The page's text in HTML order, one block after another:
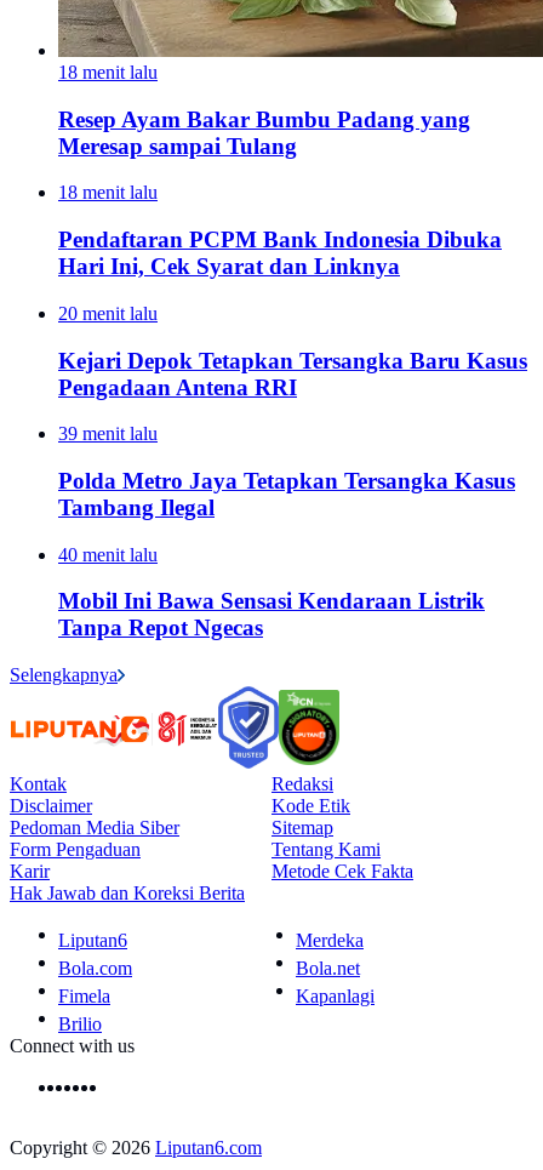
18 menit lalu
Resep Ayam Bakar Bumbu Padang yang
Meresap sampai Tulang
18 menit lalu
Pendaftaran PCPM Bank Indonesia Dibuka
Hari Ini, Cek Syarat dan Linknya
20 menit lalu
Kejari Depok Tetapkan Tersangka Baru Kasus
Pengadaan Antena RRI
39 menit lalu
Polda Metro Jaya Tetapkan Tersangka Kasus
Tambang Ilegal
40 menit lalu
Mobil Ini Bawa Sensasi Kendaraan Listrik
Tanpa Repot Ngecas
Selengkapnya
Kontak
Redaksi
Disclaimer
Kode Etik
Pedoman Media Siber
Sitemap
Form Pengaduan
Tentang Kami
Karir
Metode Cek Fakta
Hak Jawab dan Koreksi Berita
Liputan6
Merdeka
Bola.com
Bola.net
Fimela
Kapanlagi
Brilio
Connect with us
Copyright © 2026 Liputan6.com